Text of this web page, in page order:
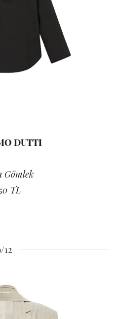
DUTTI
Gömlek
TL
12